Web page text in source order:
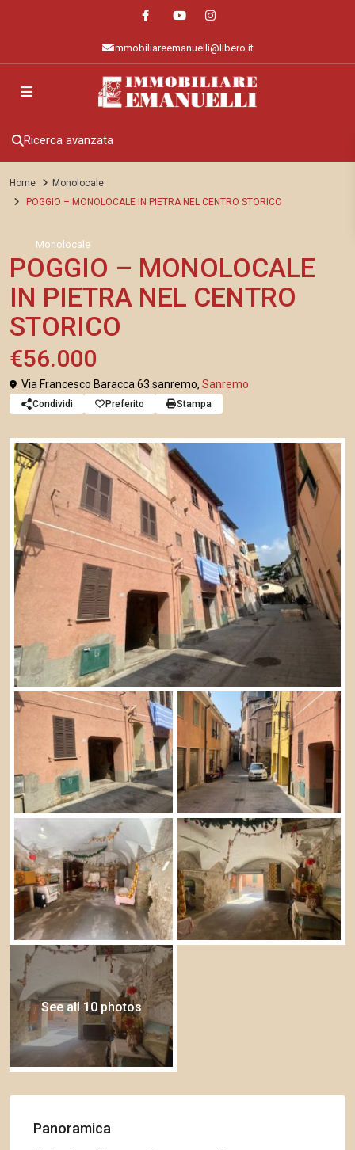
immobiliareemanuelli@libero.it
Ricerca avanzata
Home
Monolocale
POGGIO – MONOLOCALE IN PIETRA NEL CENTRO STORICO
Monolocale
POGGIO – MONOLOCALE
IN PIETRA NEL CENTRO
STORICO
€56.000
Via Francesco Baracca 63 sanremo, Sanremo
Condividi Preferito Stampa
See all 10 photos
Panoramica